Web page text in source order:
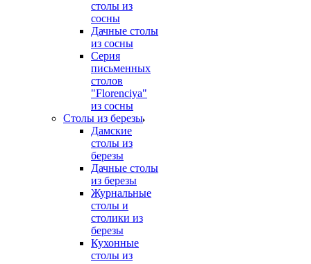
столы из
сосны
Дачные столы
из сосны
Серия
письменных
столов
"Florenciya"
из сосны
Столы из березы
Дамские
столы из
березы
Дачные столы
из березы
Журнальные
столы и
столики из
березы
Кухонные
столы из